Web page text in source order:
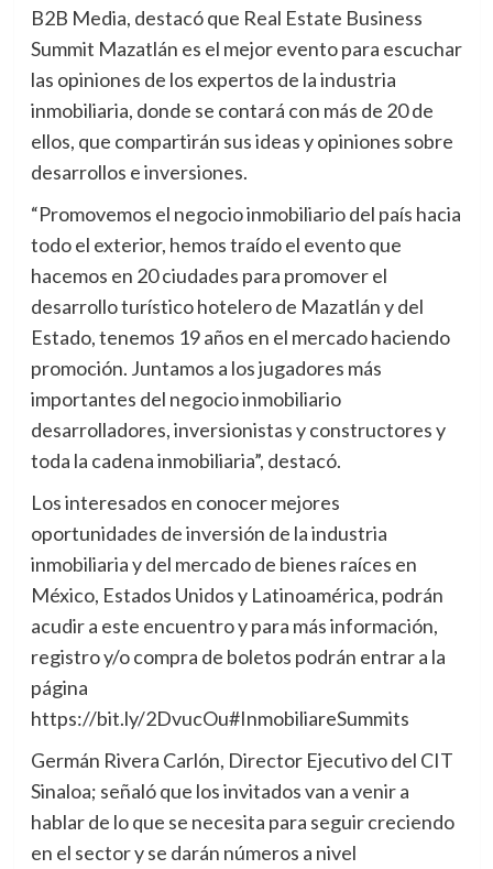
B2B Media, destacó que Real Estate Business
Summit Mazatlán es el mejor evento para escuchar
las opiniones de los expertos de la industria
inmobiliaria, donde se contará con más de 20 de
ellos, que compartirán sus ideas y opiniones sobre
desarrollos e inversiones.
“Promovemos el negocio inmobiliario del país hacia
todo el exterior, hemos traído el evento que
hacemos en 20 ciudades para promover el
desarrollo turístico hotelero de Mazatlán y del
Estado, tenemos 19 años en el mercado haciendo
promoción. Juntamos a los jugadores más
importantes del negocio inmobiliario
desarrolladores, inversionistas y constructores y
toda la cadena inmobiliaria”, destacó.
Los interesados en conocer mejores
oportunidades de inversión de la industria
inmobiliaria y del mercado de bienes raíces en
México, Estados Unidos y Latinoamérica, podrán
acudir a este encuentro y para más información,
registro y/o compra de boletos podrán entrar a la
página
https://bit.ly/2DvucOu#InmobiliareSummits
Germán Rivera Carlón, Director Ejecutivo del CIT
Sinaloa; señaló que los invitados van a venir a
hablar de lo que se necesita para seguir creciendo
en el sector y se darán números a nivel